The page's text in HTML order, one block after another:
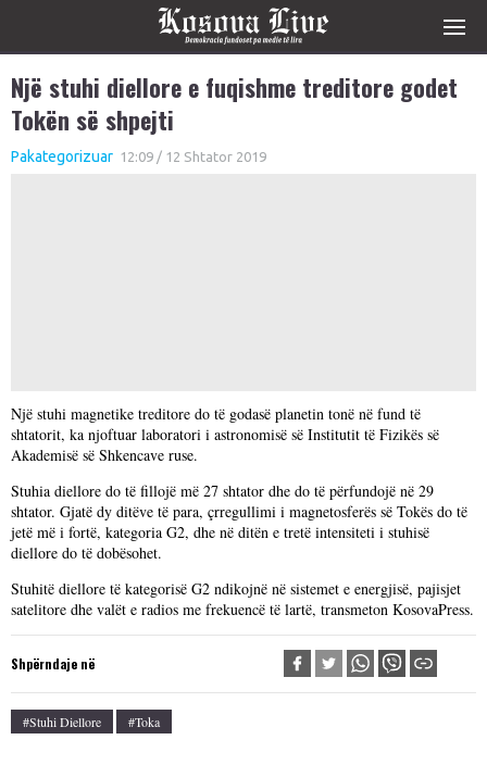
Një stuhi diellore e fuqishme treditore godet
Tokën së shpejti
Pakategorizuar 12:09 / 12 Shtator 2019
Një stuhi magnetike treditore do të godasë planetin tonë në fund të
shtatorit, ka njoftuar laboratori i astronomisë së Institutit të Fizikës së
Akademisë së Shkencave ruse.
Stuhia diellore do të fillojë më 27 shtator dhe do të përfundojë në 29
shtator. Gjatë dy ditëve të para, çrregullimi i magnetosferës së Tokës do të
jetë më i fortë, kategoria G2, dhe në ditën e tretë intensiteti i stuhisë
diellore do të dobësohet.
Stuhitë diellore të kategorisë G2 ndikojnë në sistemet e energjisë, pajisjet
satelitore dhe valët e radios me frekuencë të lartë, transmeton KosovaPress.
Shpërndaje në
#Stuhi Diellore #Toka